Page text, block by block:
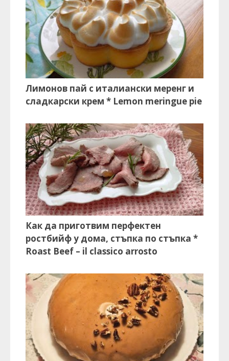
Лимонов пай с италиански меренг и
сладкарски крем * Lemon meringue pie
Как да приготвим перфектен
ростбийф у дома, стъпка по стъпка *
Roast Beef – il classico arrosto